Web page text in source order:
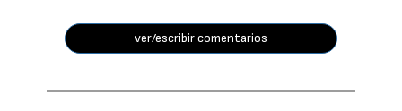
ver/escribir comentarios